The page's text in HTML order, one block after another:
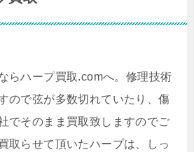
らハープ買取.comへ。修理技術
ので弦が多数切れていたり、傷
でそのまま買取致しますのでご
取らせて頂いたハープは、しっ